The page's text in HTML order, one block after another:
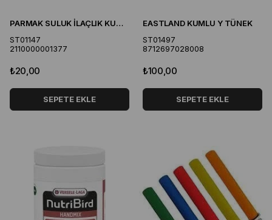
PARMAK SULUK İLAÇLIK KUMLUK
ST01147
2110000001377
₺20,00
SEPETE EKLE
EASTLAND KUMLU Y TÜNEK
ST01497
8712697028008
₺100,00
SEPETE EKLE